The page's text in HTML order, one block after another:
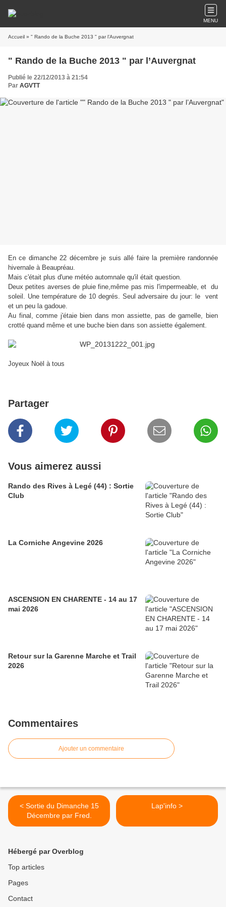
MENU
Accueil » " Rando de la Buche 2013 " par l’Auvergnat
" Rando de la Buche 2013 " par l’Auvergnat
Publié le 22/12/2013 à 21:54
Par AGVTT
En ce dimanche 22 décembre je suis allé faire la première randonnée
hivernale à Beaupréau.
Mais c'était plus d'une météo automnale qu'il était question.
Deux petites averses de pluie fine,même pas mis l'impermeable, et du
soleil. Une température de 10 degrés. Seul adversaire du jour: le vent
et un peu la gadoue.
Au final, comme j'étaie bien dans mon assiette, pas de gamelle, bien
crotté quand même et une buche bien dans son assiette également.
Joyeux Noël à tous
Partager
Vous aimerez aussi
Rando des Rives à Legé (44) : Sortie
Club
La Corniche Angevine 2026
ASCENSION EN CHARENTE - 14 au 17
mai 2026
Retour sur la Garenne Marche et Trail
2026
Commentaires
Ajouter un commentaire
< Sortie du Dimanche 15
Décembre par Fred.
Lap'info >
Hébergé par Overblog
Top articles
Pages
Contact